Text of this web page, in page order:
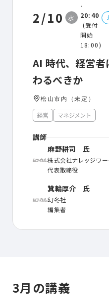
2/10 水
-
20:40
(受付
開始
18:00)
AI 時代、経営者
わるべきか
松山市内（未定）
経営 マネジメント
講師
⿇野耕司 氏
株式会社ナレッジワー
代表取締役
箕輪厚介 氏
幻冬社
編集者
3月の講義